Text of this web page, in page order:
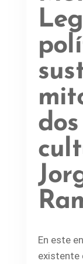
dos
En este
existente